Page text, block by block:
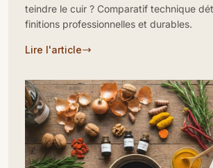
teindre le cuir ? Comparatif technique
finitions professionnelles et durables.
Lire l'article